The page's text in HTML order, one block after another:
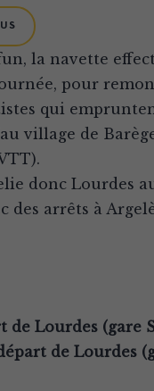
la navette
pour
qui
village de
donc Lourdes
des arrêts à
de Lourdes (gare
de Lourdes